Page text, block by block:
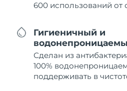
600 использований от
Гигиеничный и
Сделан из
100%
поддерживать в